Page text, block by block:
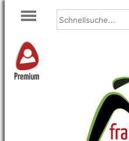
Premium